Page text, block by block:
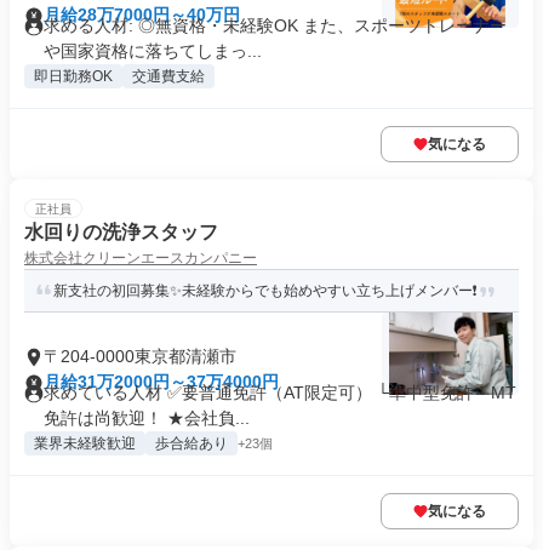
月給28万7000円～40万円
求める人材: ◎無資格・未経験OK また、スポーツトレーナー
や国家資格に落ちてしまっ...
即日勤務OK 交通費支給
気になる
正社員
水回りの洗浄スタッフ
株式会社クリーンエースカンパニー
新支社の初回募集✨未経験からでも始めやすい立ち上げメンバー❗
〒204-0000東京都清瀬市
月給31万2000円～37万4000円
求めている人材 ✅要普通免許（AT限定可） └準中型免許・MT
免許は尚歓迎！ ★会社負...
業界未経験歓迎 歩合給あり +23個
気になる